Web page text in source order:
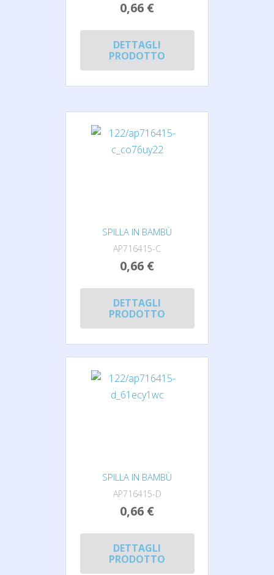
0,66 €
DETTAGLI
PRODOTTO
SPILLA IN BAMBÙ
AP716415-C
0,66 €
DETTAGLI
PRODOTTO
SPILLA IN BAMBÙ
AP716415-D
0,66 €
DETTAGLI
PRODOTTO